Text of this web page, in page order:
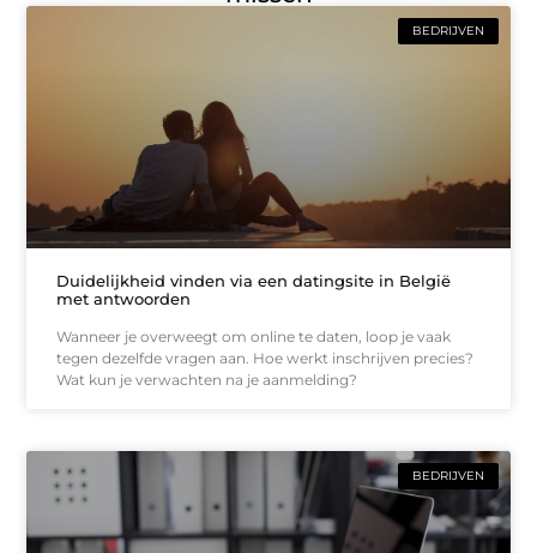
BEDRIJVEN
Duidelijkheid vinden via een datingsite in België
met antwoorden
Wanneer je overweegt om online te daten, loop je vaak
tegen dezelfde vragen aan. Hoe werkt inschrijven precies?
Wat kun je verwachten na je aanmelding?
BEDRIJVEN